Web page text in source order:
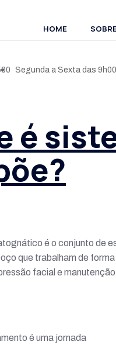
HOME
Segunda a Sexta das
é
é o conjunto de
que trabalham de
facial e
é uma jornada